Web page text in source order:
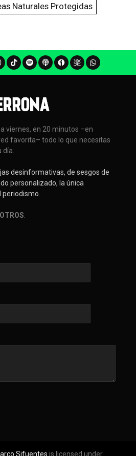
Naturales Protegidas
viernes, en 20 minutos –en
favorita– todo lo que necesitas
desinformativas, de sesgos de
personalizado, la única
Sifuentes is licensed under